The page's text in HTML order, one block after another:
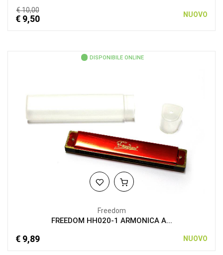
€ 10,00
€ 9,50 NUOVO
DISPONIBILE ONLINE
Freedom
FREEDOM HH020-1 ARMONICA A...
€ 9,89 NUOVO